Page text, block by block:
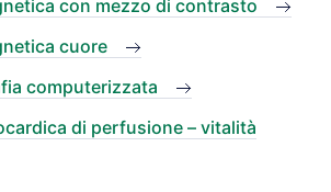
con mezzo di contrasto
cuore
computerizzata
di perfusione – vitalità